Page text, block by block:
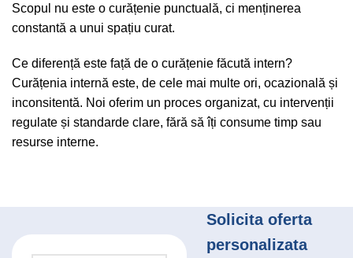
Scopul nu este o curățenie punctuală, ci menținerea
constantă a unui spațiu curat.
Ce diferență este față de o curățenie făcută intern?
Curățenia internă este, de cele mai multe ori, ocazională și
inconsitentă. Noi oferim un proces organizat, cu intervenții
regulate și standarde clare, fără să îți consume timp sau
resurse interne.
Solicita oferta
personalizata